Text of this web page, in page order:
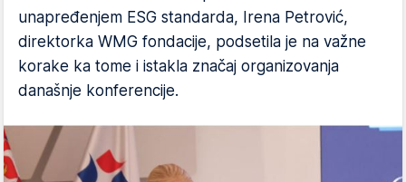
unapređenjem ESG standarda, Irena Petrović,
direktorka WMG fondacije, podsetila je na važne
korake ka tome i istakla značaj organizovanja
današnje konferencije.